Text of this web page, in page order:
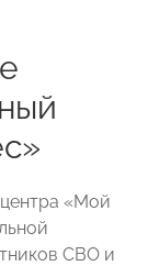
«Мой
СВО и